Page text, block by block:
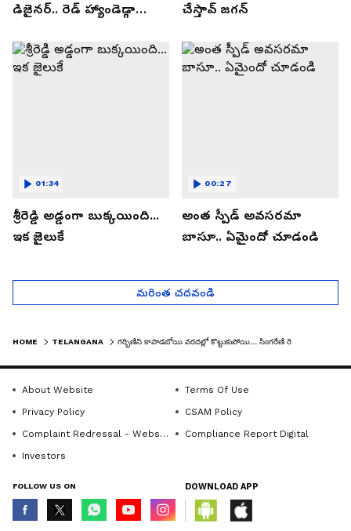
డిజైనర్.. రెడ్ హ్యాండెడ్గా
చేస్తావ్ జగన్
శ్రీరెడ్డి అడ్డంగా బుక్కయింది...
ఇక జైలుకే
01:34
అంత స్పీడ్ అవసరమా
బాసూ.. ఏమైందో చూడండి
00:27
మరింత చదవండి
HOME TELANGANA
About Website
Terms Of Use
Privacy Policy
CSAM Policy
Complaint Redressal - Website
Compliance Report Digital
Investors
FOLLOW US ON DOWNLOAD APP